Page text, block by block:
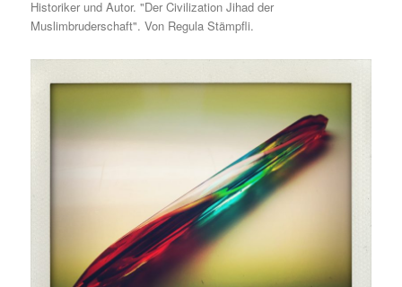
Historiker und Autor. "Der Civilization Jihad der
Muslimbruderschaft". Von Regula Stämpfli.